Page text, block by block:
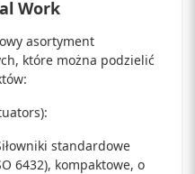
Work
asortyment
które można podzielić
standardowe
6432), kompaktowe, o